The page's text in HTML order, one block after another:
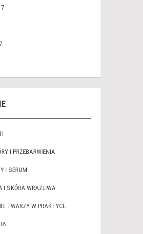
I PRZEBARWIENIA
I SERUM
I SKÓRA WRAŻLIWA
TWARZY W PRAKTYCE